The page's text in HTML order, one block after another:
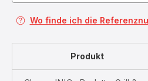
Wo finde ich die
Produkt